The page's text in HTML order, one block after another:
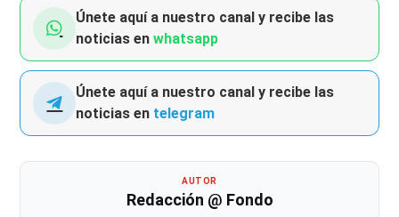
Únete aquí a nuestro canal y recibe las
noticias enwhatsapp
Únete aquí a nuestro canal y recibe las
noticias en telegram
AUTOR
Redacción @ Fondo